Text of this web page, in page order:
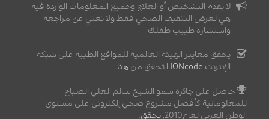
لا يقدم التشخيص أو العلاج وجميع المعلومات الواردة فيه
هي لغرض التثقيف الصحي فقط ولا تغني عن مراجعة
واستشارة طبيب طفلك.
يحقق معايير الهيئة العالمية للمواقع الطبية على شبكة
الإنترنت HONcode تحقق من هنا
حاصل على جائزة سمو الشيخ سالم العلي الصباح
للمعلوماتية كأفضل مشروع صحي إلكتروني على مستوى
الوطن العربي لعام2010,
تحقق.